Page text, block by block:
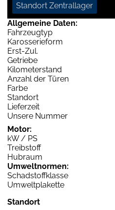
Standort Zentrallager
Allgemeine Daten:
Fahrzeugtyp
Karosserieform
Erst-Zul.
Getriebe
Kilometerstand
Anzahl der Türen
Farbe
Standort
Lieferzeit
Unsere Nummer
Motor:
kW / PS
Treibstoff
Hubraum
Umweltnormen:
Schadstoffklasse
Umweltplakette
Standort